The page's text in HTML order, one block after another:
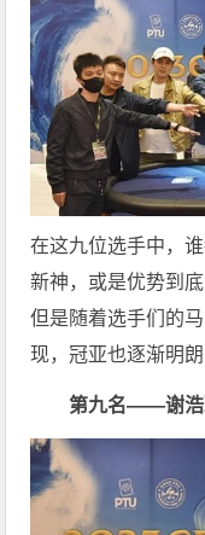
在这九位选手中，
新神，或是优势到
但是随着选手们的
现，冠亚也逐渐明朗
第九名——谢浩